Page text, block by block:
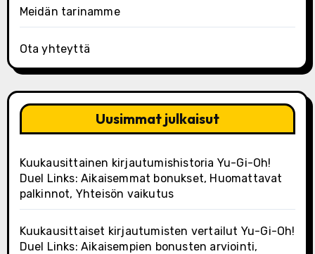
Meidän tarinamme
Ota yhteyttä
Uusimmat julkaisut
Kuukausittainen kirjautumishistoria Yu-Gi-Oh!
Duel Links: Aikaisemmat bonukset, Huomattavat
palkinnot, Yhteisön vaikutus
Kuukausittaiset kirjautumisten vertailut Yu-Gi-Oh!
Duel Links: Aikaisempien bonusten arviointi,